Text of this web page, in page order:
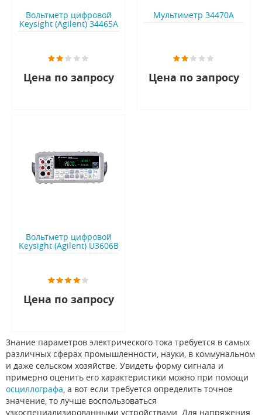
Вольтметр цифровой
Keysight (Agilent) 34465A
Цена по запросу
Мультиметр 34470A
Цена по запросу
Вольтметр цифровой
Keysight (Agilent) U3606B
Цена по запросу
Знание параметров электрического тока требуется в самых
различных сферах промышленности, науки, в коммунальном
и даже сельском хозяйстве. Увидеть форму сигнала и
примерно оценить его характеристики можно при помощи
осциллографа , а вот если требуется определить точное
значение, то лучше воспользоваться
узкоспециализированными устройствами. Для напряжения